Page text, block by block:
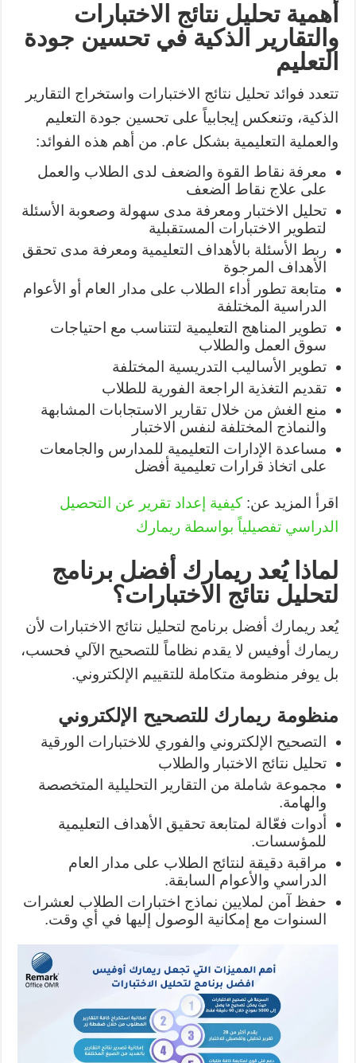
أهمية تحليل نتائج الاختبارات
والتقارير الذكية في تحسين جودة
التعليم
تتعدد فوائد تحليل نتائج الاختبارات واستخراج التقارير
الذكية، وتنعكس إيجابياً على تحسين جودة التعليم
والعملية التعليمية بشكل عام. من أهم هذه الفوائد:
معرفة نقاط القوة والضعف لدى الطلاب والعمل
على علاج نقاط الضعف
تحليل الاختبار ومعرفة مدى سهولة وصعوبة الأسئلة
لتطوير الاختبارات المستقبلية
ربط الأسئلة بالأهداف التعليمية ومعرفة مدى تحقق
الأهداف المرجوة
متابعة تطور أداء الطلاب على مدار العام أو الأعوام
الدراسية المختلفة
تطوير المناهج التعليمية لتتناسب مع احتياجات
سوق العمل والطلاب
تطوير الأساليب التدريسية المختلفة
تقديم التغذية الراجعة الفورية للطلاب
منع الغش من خلال تقارير الاستجابات المشابهة
والنماذج المختلفة لنفس الاختبار
مساعدة الإدارات التعليمية للمدارس والجامعات
على اتخاذ قرارات تعليمية أفضل
اقرأ المزيد عن:كيفية إعداد تقرير عن التحصيل
الدراسي تفصيلياً بواسطة ريمارك
لماذا يُعد ريمارك أفضل برنامج
لتحليل نتائج الاختبارات؟
يُعد ريمارك أفضل برنامج لتحليل نتائج الاختبارات لأن
ريمارك أوفيس لا يقدم نظاماً للتصحيح الآلي فحسب،
بل يوفر منظومة متكاملة للتقييم الإلكتروني.
منظومة ريمارك للتصحيح الإلكتروني
التصحيح الإلكتروني والفوري للاختبارات الورقية
تحليل نتائج الاختبار والطلاب
مجموعة شاملة من التقارير التحليلية المتخصصة
والهامة.
أدوات فعّالة لمتابعة تحقيق الأهداف التعليمية
للمؤسسات.
مراقبة دقيقة لنتائج الطلاب على مدار العام
الدراسي والأعوام السابقة.
حفظ آمن لملايين نماذج اختبارات الطلاب لعشرات
السنوات مع إمكانية الوصول إليها في أي وقت.